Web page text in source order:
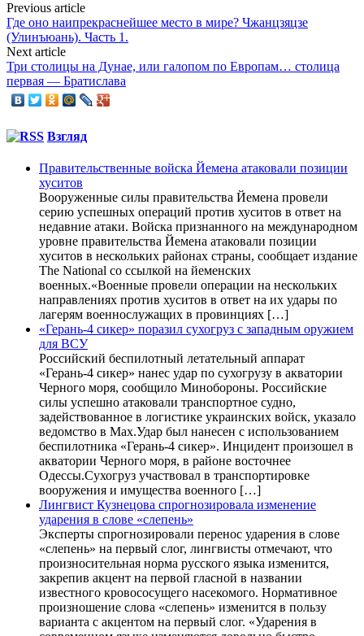
Previous article
Где оно наипрекраснейшее место в мире? Чжанцзяцзе
(Улинъюань). Часть 1.
Next article
Три столицы на Дунае, или галопом по Европам… столица
первая — Братислава
Взгляд
Правительственные войска Йемена атаковали позиции
хуситов
Вооруженные силы правительства Йемена провели
серию успешных операций против хуситов в ответ на
недавние атаки. Войска признанного на международном
уровне правительства Йемена атаковали позиции
хуситов в нескольких районах страны, сообщает издание
The National со ссылкой на йеменских
военных.«Военные провели операции на нескольких
направлениях против хуситов в ответ на их удары по
лагерям военнослужащих в провинциях […]
«Герань-4 сикер» поразил сухогруз с западным оружием
для ВСУ
Российский беспилотный летательный аппарат
«Герань-4 сикер» нанес удар по сухогрузу в акватории
Черного моря, сообщило Минобороны. Российские
силы успешно атаковали транспортное судно,
задействованное в логистике украинских войск, указало
ведомство в Max.Удар был нанесен с использованием
беспилотника «Герань-4 сикер». Инцидент произошел в
акватории Черного моря, в районе восточнее
Одессы.Сухогруз участвовал в транспортировке
вооружения и имущества военного […]
Лингвист Кузнецова спрогнозировала изменение
ударения в слове «слепень»
Эксперты спрогнозировали перенос ударения в слове
«слепень» на первый слог, лингвисты отмечают, что
произносительная норма русского языка изменится,
закрепив акцент на первой гласной в названии
известного кровососущего насекомого. Нормативное
произношение слова «слепень» изменится в пользу
варианта с акцентом на первый слог. «Ударения в